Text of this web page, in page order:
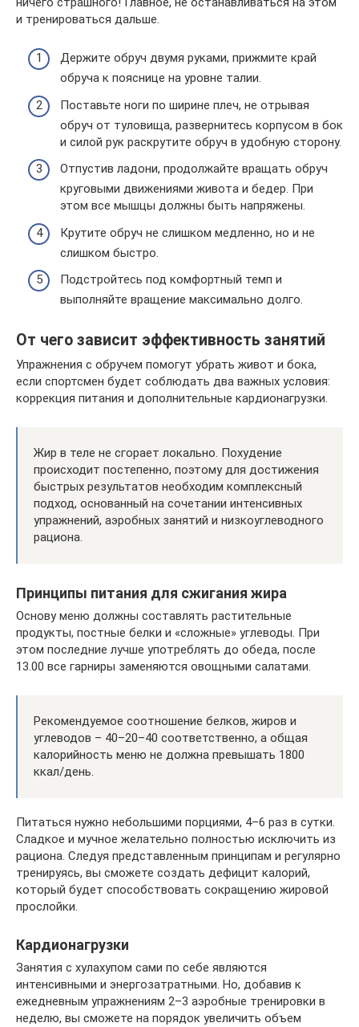
и тренироваться дальше.
Держите обруч двумя руками, прижмите край
обруча к пояснице на уровне талии.
Поставьте ноги по ширине плеч, не отрывая
обруч от туловища, развернитесь корпусом в бок
и силой рук раскрутите обруч в удобную сторону.
Отпустив ладони, продолжайте вращать обруч
круговыми движениями живота и бедер. При
этом все мышцы должны быть напряжены.
Крутите обруч не слишком медленно, но и не
слишком быстро.
Подстройтесь под комфортный темп и
выполняйте вращение максимально долго.
От чего зависит эффективность занятий
Упражнения с обручем помогут убрать живот и бока,
если спортсмен будет соблюдать два важных условия:
коррекция питания и дополнительные кардионагрузки.
Жир в теле не сгорает локально. Похудение
происходит постепенно, поэтому для достижения
быстрых результатов необходим комплексный
подход, основанный на сочетании интенсивных
упражнений, аэробных занятий и низкоуглеводного
рациона.
Принципы питания для сжигания жира
Основу меню должны составлять растительные
продукты, постные белки и «сложные» углеводы. При
этом последние лучше употреблять до обеда, после
13.00 все гарниры заменяются овощными салатами.
Рекомендуемое соотношение белков, жиров и
углеводов – 40–20–40 соответственно, а общая
калорийность меню не должна превышать 1800
ккал/день.
Питаться нужно небольшими порциями, 4–6 раз в сутки.
Сладкое и мучное желательно полностью исключить из
рациона. Следуя представленным принципам и регулярно
тренируясь, вы сможете создать дефицит калорий,
который будет способствовать сокращению жировой
прослойки.
Кардионагрузки
Занятия с хулахупом сами по себе являются
интенсивными и энергозатратными. Но, добавив к
ежедневным упражнениям 2–3 аэробные тренировки в
неделю, вы сможете на порядок увеличить объем